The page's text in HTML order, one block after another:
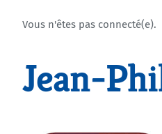
Vous n'êtes pas connecté(e).
Jean-